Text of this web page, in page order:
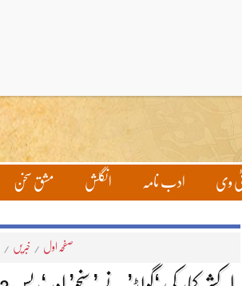
وی ادب نامہ انگلش مشق سخن
صفحہ اول / خبریں /